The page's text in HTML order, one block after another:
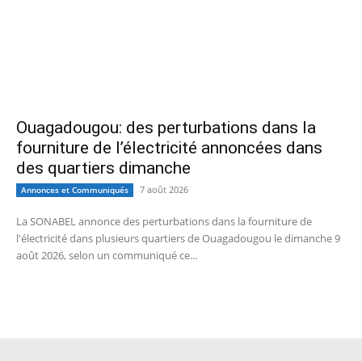
Ouagadougou: des perturbations dans la
fourniture de l’électricité annoncées dans
des quartiers dimanche
Annonces et Communiqués 7 août 2026
La SONABEL annonce des perturbations dans la fourniture de
l'électricité dans plusieurs quartiers de Ouagadougou le dimanche 9
août 2026, selon un communiqué ce...